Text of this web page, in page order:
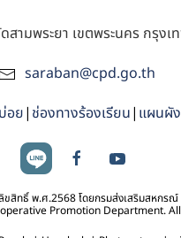
สามพระยา เขตพระนคร กรุง
saraban@cpd.go.th
อย| ช่องทางร้องเรียน| แผนผั
ขสิทธิ์ พ.ศ.2568 โดยกรมส่งเสริมสหกรณ์
Promotion Department.